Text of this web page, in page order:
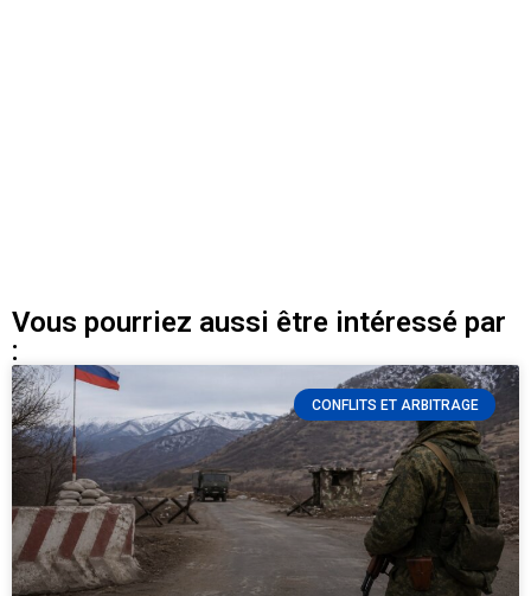
Vous pourriez aussi être intéressé par
:
CONFLITS ET ARBITRAGE